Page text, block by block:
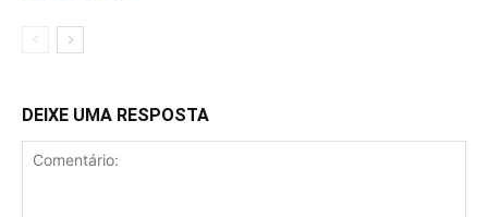
DEIXE UMA RESPOSTA